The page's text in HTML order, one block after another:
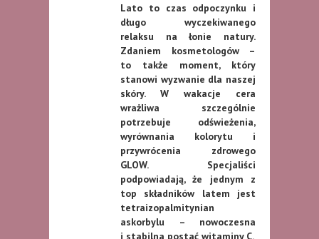
Lato to czas odpoczynku i
długo wyczekiwanego
relaksu na łonie natury.
Zdaniem kosmetologów –
to także moment, który
stanowi wyzwanie dla naszej
skóry. W wakacje cera
wrażliwa szczególnie
potrzebuje odświeżenia,
wyrównania kolorytu i
przywrócenia zdrowego
GLOW. Specjaliści
podpowiadają, że jednym z
top składników latem jest
tetraizopalmitynian
askorbylu – nowoczesna
i stabilna postać witaminy C.